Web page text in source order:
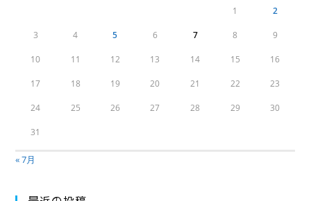
1 2
3 4 5 6 7 8 9
10 11 12 13 14 15 16
17 18 19 20 21 22 23
24 25 26 27 28 29 30
31
« 7月